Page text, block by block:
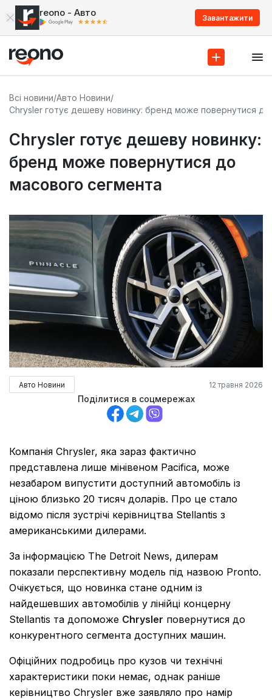
reono - Авто Завантажити
Всі новини/Авто Новини/
Chrysler готує дешеву новинку: бренд може повернутися
Chrysler готує дешеву новинку:
бренд може повернутися до
масового сегмента
Авто Новини 12 травня 2026
Поділитися в соцмережах
Компанія Chrysler, яка зараз фактично
представлена лише мінівеном Pacifica, може
незабаром випустити доступний автомобіль із
ціною близько 20 тисяч доларів. Про це стало
відомо після зустрічі керівництва Stellantis з
американськими дилерами.
За інформацією The Detroit News, дилерам
показали перспективну модель під назвою Pronto.
Очікується, що новинка стане одним із
найдешевших автомобілів у лінійці концерну
Stellantis та допоможе Chrysler повернутися до
конкурентного сегмента доступних машин.
Офіційних подробиць про кузов чи технічні
характеристики поки немає, однак раніше
керівництво Chrysler вже заявляло про намір